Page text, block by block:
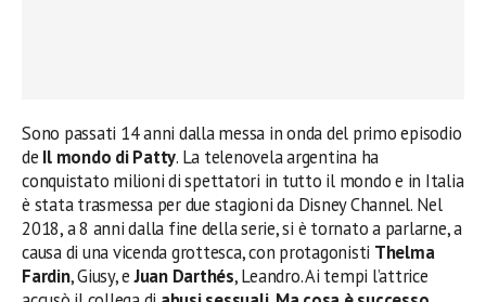
Sono passati 14 anni dalla messa in onda del primo episodio
de Il mondo di Patty. La telenovela argentina ha
conquistato milioni di spettatori in tutto il mondo e in Italia
è stata trasmessa per due stagioni da Disney Channel. Nel
2018, a 8 anni dalla fine della serie, si è tornato a parlarne, a
causa di una vicenda grottesca, con protagonisti Thelma
Fardin, Giusy, eJuan Darthés, Leandro. Ai tempi l’attrice